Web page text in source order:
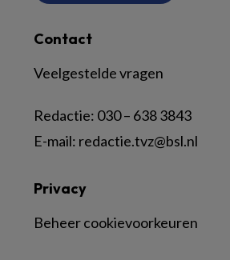
Contact
Veelgestelde vragen
Redactie: 030 – 638 3843
E-mail: redactie.tvz@bsl.nl
Privacy
Beheer cookievoorkeuren